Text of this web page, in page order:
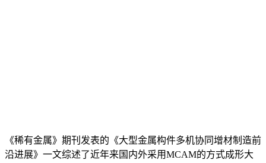
《稀有金属》期刊发表的《大型金属构件多机协同增材制造前
沿进展》一文综述了近年来国内外采用MCAM的方式成形大